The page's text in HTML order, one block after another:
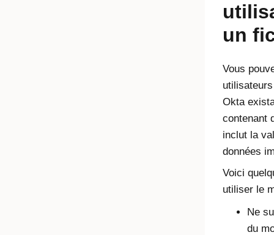
un
Vous
Okta
contenant
inclut la
données
Voici
utiliser le
Ne
du